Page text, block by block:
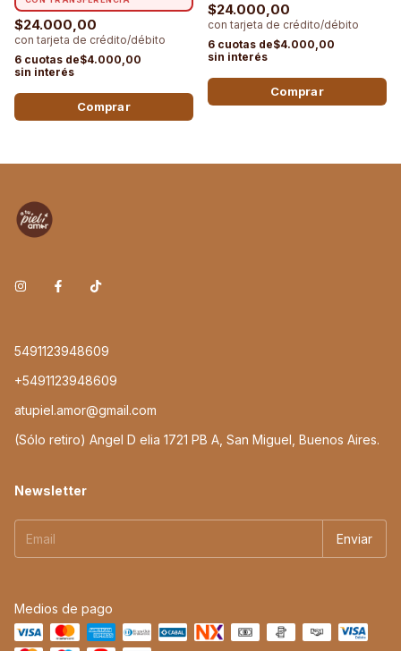
$24.000,00
$4.000,00
$24.000,00
$4.000,00
5491123948609
+5491123948609
atupiel.amor@gmail.com
(Sólo retiro) Angel D elia 1721 PB A, San Miguel, Buenos Aires.
Newsletter
Medios de pago